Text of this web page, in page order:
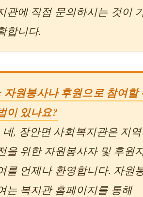
관에 직접 문의하시는 것이
합니다.
자원봉사나 후원으로 참여할
이 있나요?
네, 장안면 사회복지관은 지
을 위한 자원봉사자 및 후원
를 언제나 환영합니다. 자원
는 복지관 홈페이지를 통해